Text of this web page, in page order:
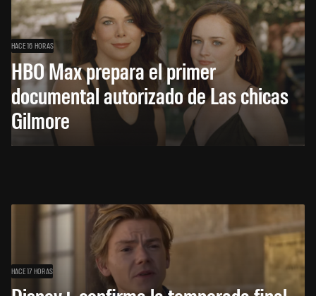
HACE 16 HORAS
HBO Max prepara el primer
documental autorizado de Las chicas
Gilmore
HACE 17 HORAS